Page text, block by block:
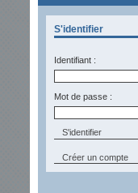
S'identifier
Identifiant :
Mot de passe :
Créer un compte